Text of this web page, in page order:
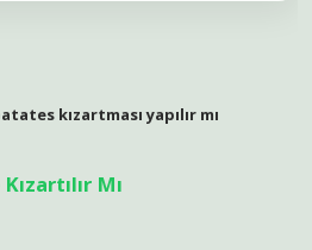
kızartması yapılır mı
Mı